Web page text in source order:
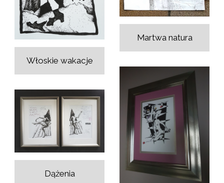
Martwa natura
Włoskie wakacje
Dążenia